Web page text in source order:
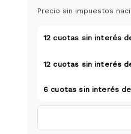
Precio sin impuestos
12 cuotas sin interés
12 cuotas sin interés
6 cuotas sin interés de